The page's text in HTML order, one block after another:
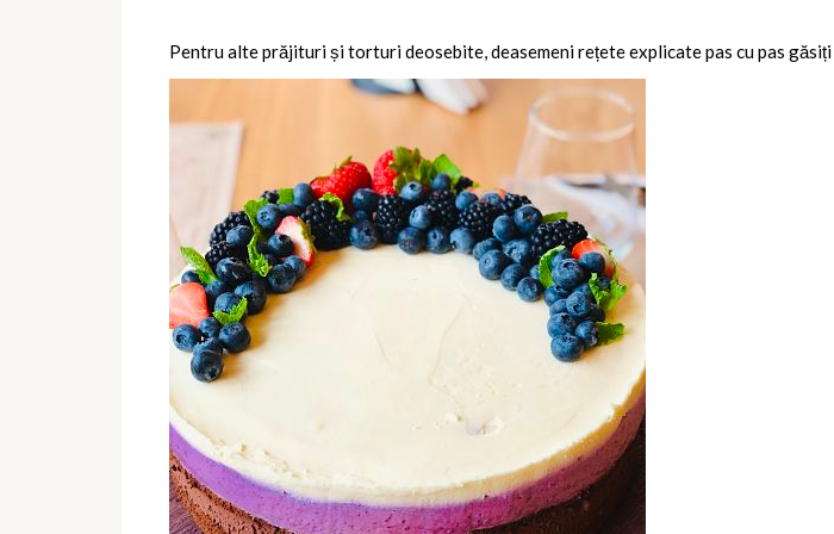
Pentru alte prăjituri și torturi deosebite, deasemeni rețete explicate pas cu pas găsiți